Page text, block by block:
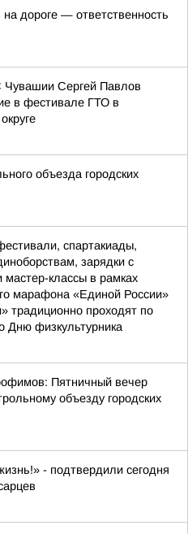
на дороге — ответственность
Сергей Павлов
в фестивале ГТО в
объезда городских
спартакиады,
зарядки с
классы в рамках
марафона «Единой России»
традиционно проходят по
Дню физкультурника
Пятничный вечер
объезду городских
- подтвердили сегодня